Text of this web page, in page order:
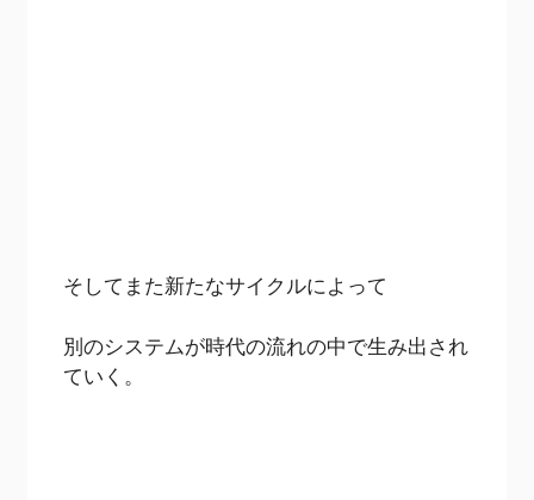
そしてまた新たなサイクルによって
別のシステムが時代の流れの中で生み出され
ていく。